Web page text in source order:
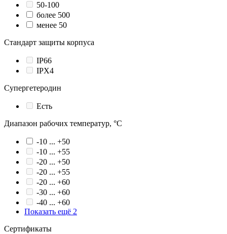
50-100
более 500
менее 50
Стандарт защиты корпуса
IP66
IPX4
Супергетеродин
Есть
Диапазон рабочих температур, °С
-10 ... +50
-10 ... +55
-20 ... +50
-20 ... +55
-20 ... +60
-30 ... +60
-40 ... +60
Показать ещё 2
Сертификаты